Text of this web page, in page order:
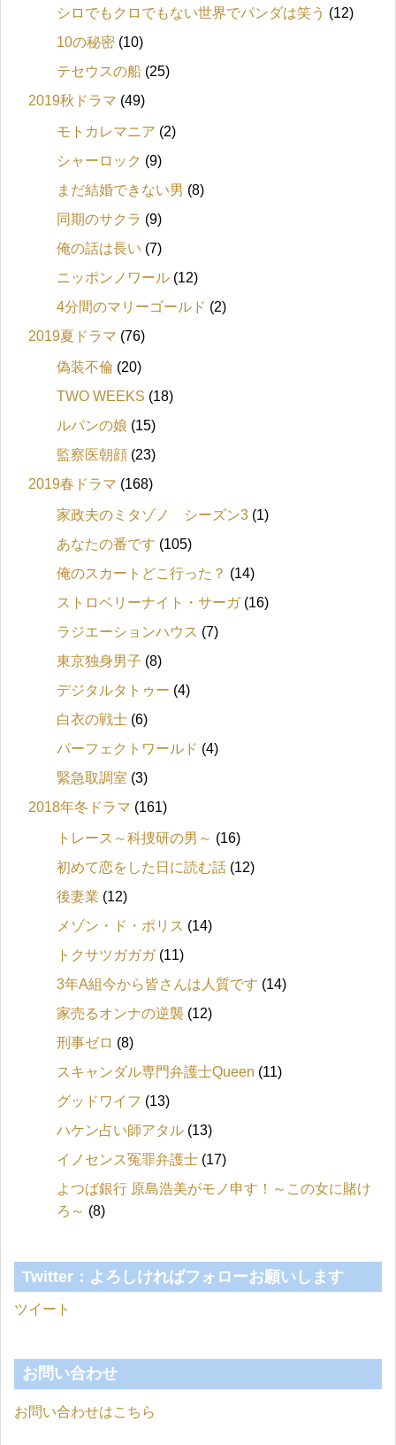
シロでもクロでもない世界でパンダは笑う (12)
10の秘密 (10)
テセウスの船 (25)
2019秋ドラマ (49)
モトカレマニア (2)
シャーロック (9)
まだ結婚できない男 (8)
同期のサクラ (9)
俺の話は長い (7)
ニッポンノワール (12)
4分間のマリーゴールド (2)
2019夏ドラマ (76)
偽装不倫 (20)
TWO WEEKS (18)
ルパンの娘 (15)
監察医朝顔 (23)
2019春ドラマ (168)
家政夫のミタゾノ シーズン3 (1)
あなたの番です (105)
俺のスカートどこ行った？ (14)
ストロベリーナイト・サーガ(16)
ラジエーションハウス (7)
東京独身男子 (8)
デジタルタトゥー (4)
白衣の戦士 (6)
パーフェクトワールド (4)
緊急取調室 (3)
2018年冬ドラマ (161)
トレース～科捜研の男～ (16)
初めて恋をした日に読む話 (12)
後妻業 (12)
メゾン・ド・ポリス (14)
トクサツガガガ(11)
3年A組今から皆さんは人質です (14)
家売るオンナの逆襲 (12)
刑事ゼロ (8)
スキャンダル専門弁護士Queen (11)
グッドワイフ (13)
ハケン占い師アタル (13)
イノセンス冤罪弁護士 (17)
よつば銀行 原島浩美がモノ申す！～この女に賭け
ろ～ (8)
Twitter：よろしければフォローお願いします
ツイート
お問い合わせ
お問い合わせはこちら